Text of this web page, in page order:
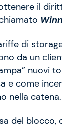
il
di
da un
nuovi
e come
nella catena.
del blocco,